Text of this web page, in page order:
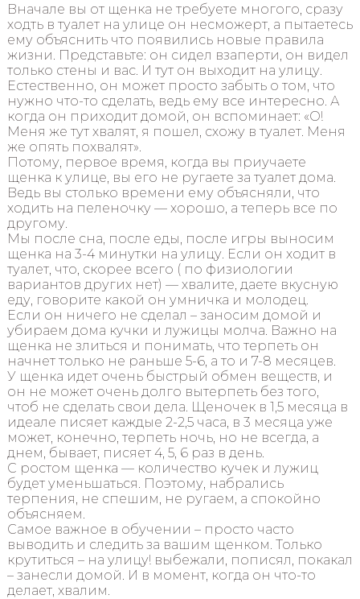
Вначале вы от щенка не требуете многого, сразу
ходть в туалет на улице он несможерт, а пытаетесь
ему объяснить что появились новые правила
жизни. Представьте: он сидел взаперти, он видел
только стены и вас. И тут он выходит на улицу.
Естественно, он может просто забыть о том, что
нужно что-то сделать, ведь ему все интересно. А
когда он приходит домой, он вспоминает: «О!
Меня же тут хвалят, я пошел, схожу в туалет. Меня
же опять похвалят».
Потому, первое время, когда вы приучаете
щенка к улице, вы его не ругаете за туалет дома.
Ведь вы столько времени ему объясняли, что
ходить на пеленочку — хорошо, а теперь все по
другому.
Мы после сна, после еды, после игры выносим
щенка на 3-4 минутки на улицу. Если он ходит в
туалет, что, скорее всего ( по физиологии
вариантов других нет) — хвалите, даете вкусную
еду, говорите какой он умничка и молодец.
Если он ничего не сделал – заносим домой и
убираем дома кучки и лужицы молча. Важно на
щенка не злиться и понимать, что терпеть он
начнет только не раньше 5-6, а то и 7-8 месяцев.
У щенка идет очень быстрый обмен веществ, и
он не может очень долго вытерпеть без того,
чтоб не сделать свои дела. Щеночек в 1,5 месяца в
идеале писяет каждые 2-2,5 часа, в 3 месяца уже
может, конечно, терпеть ночь, но не всегда, а
днем, бывает, писяет 4, 5, 6 раз в день.
С ростом щенка — количество кучек и лужиц
будет уменьшаться. Поэтому, набрались
терпения, не спешим, не ругаем, а спокойно
объясняем.
Самое важное в обучении – просто часто
выводить и следить за вашим щенком. Только
крутиться – на улицу! выбежали, пописял, покакал
– занесли домой. И в момент, когда он что-то
делает, хвалим.